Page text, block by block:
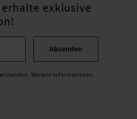
exklusive
Absenden
Weitere Informationen